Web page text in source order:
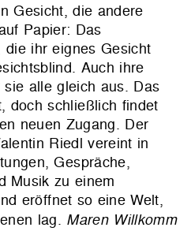
Gesicht, die andere
Papier: Das
ihr eignes Gesicht
Auch ihre
alle gleich aus. Das
doch schließlich findet
neuen Zugang. Der
Riedl vereint in
Gespräche,
Musik zu einem
eröffnet so eine Welt,
lag. Maren Willkomm